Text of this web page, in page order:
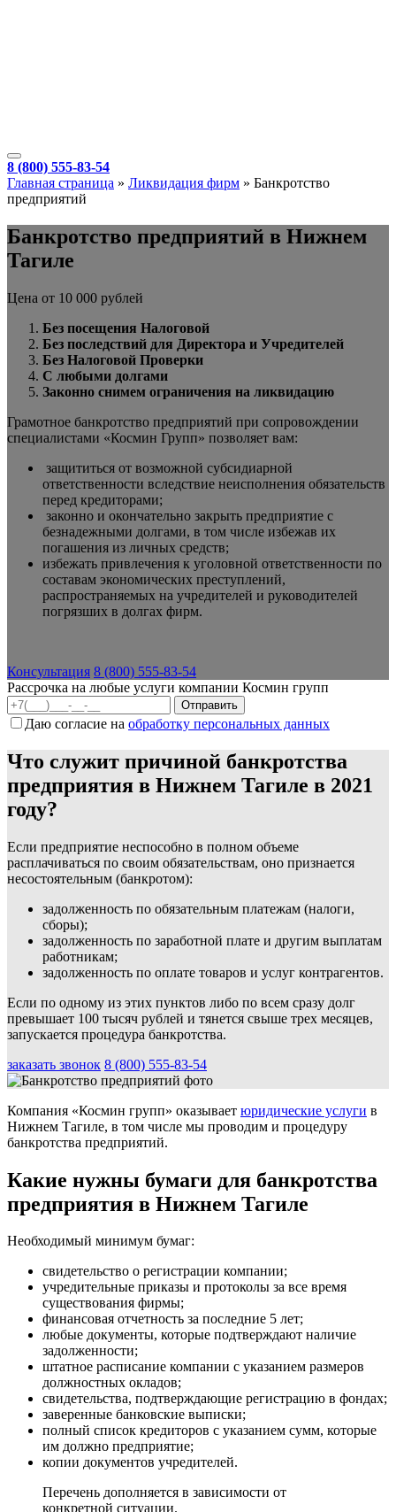
8 (800) 555-83-54
Главная страница » Ликвидация фирм » Банкротство
предприятий
Банкротство предприятий в Нижнем
Тагиле
Цена от 10 000 рублей
Без посещения Налоговой
Без последствий для Директора и Учредителей
Без Налоговой Проверки
С любыми долгами
Законно снимем ограничения на ликвидацию
Грамотное банкротство предприятий при сопровождении
специалистами «Космин Групп» позволяет вам:
защититься от возможной субсидиарной
ответственности вследствие неисполнения обязательств
перед кредиторами;
законно и окончательно закрыть предприятие с
безнадежными долгами, в том числе избежав их
погашения из личных средств;
избежать привлечения к уголовной ответственности по
составам экономических преступлений,
распространяемых на учредителей и руководителей
погрязших в долгах фирм.
Консультация 8 (800) 555-83-54
Рассрочка на любые услуги компании Космин групп
Даю согласие на обработку персональных данных
Что служит причиной банкротства
предприятия в Нижнем Тагиле в 2021
году?
Если предприятие неспособно в полном объеме
расплачиваться по своим обязательствам, оно признается
несостоятельным (банкротом):
задолженность по обязательным платежам (налоги,
сборы);
задолженность по заработной плате и другим выплатам
работникам;
задолженность по оплате товаров и услуг контрагентов.
Если по одному из этих пунктов либо по всем сразу долг
превышает 100 тысяч рублей и тянется свыше трех месяцев,
запускается процедура банкротства.
заказать звонок 8 (800) 555-83-54
Компания «Космин групп» оказывает юридические услуги в
Нижнем Тагиле, в том числе мы проводим и процедуру
банкротства предприятий.
Какие нужны бумаги для банкротства
предприятия в Нижнем Тагиле
Необходимый минимум бумаг:
свидетельство о регистрации компании;
учредительные приказы и протоколы за все время
существования фирмы;
финансовая отчетность за последние 5 лет;
любые документы, которые подтверждают наличие
задолженности;
штатное расписание компании с указанием размеров
должностных окладов;
свидетельства, подтверждающие регистрацию в фондах;
заверенные банковские выписки;
полный список кредиторов с указанием сумм, которые
им должно предприятие;
копии документов учредителей.
Перечень дополняется в зависимости от
конкретной ситуации.